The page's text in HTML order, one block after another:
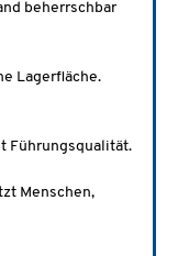
beherrschbar
Lagerfläche.
Führungsqualität.
Menschen,